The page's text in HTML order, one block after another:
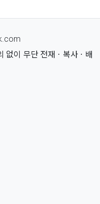
없이 무단 전재ㆍ복사ㆍ배